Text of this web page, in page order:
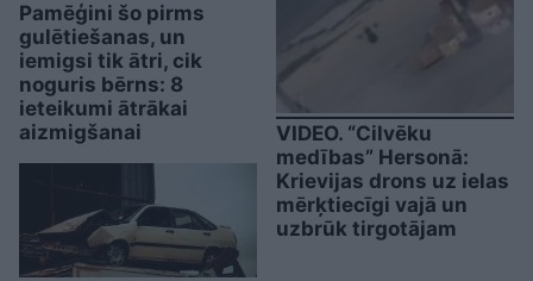
Pamēģini šo pirms
gulētiešanas, un
iemigsi tik ātri, cik
noguris bērns: 8
ieteikumi ātrākai
aizmigšanai
VIDEO. “Cilvēku
medības” Hersonā:
Krievijas drons uz ielas
mērķtiecīgi vajā un
uzbrūk tirgotājam